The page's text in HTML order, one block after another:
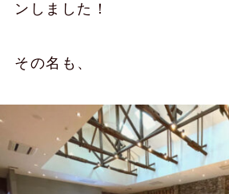
ンしました！
その名も、